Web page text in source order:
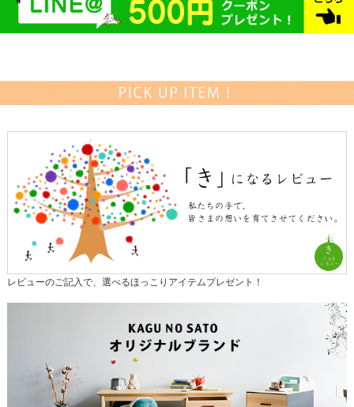
レビューのご記入で、選べるほっこりアイテムプレゼント！